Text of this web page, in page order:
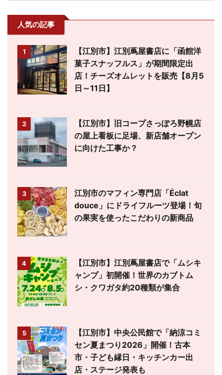
人気の記事
1
【江別市】江別蔦屋書店に「函館洋
菓子スナッフルス」が期間限定出
店！チーズオムレットを販売【8月5
日～11日】
2
【江別市】旧コープさっぽろ野幌店
の屋上看板に足場、新店舗オープン
に向けた工事か？
3
江別市のマフィン専門店「Éclat
douce」にドライフルーツ登場！旬
の果実を使ったこだわりの新商品
4
【江別市】江別蔦屋書店で「ムシキ
ャンプ」初開催！世界のカブトム
シ・クワガタ約20種類が集合
5
【江別市】中央公民館で「納涼コミ
セン夏まつり2026」開催！古本
市・子ども縁日・キッチンカー出
店・ステージ発表も